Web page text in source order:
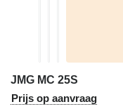
JMG MC 25S
Prijs op aanvraag